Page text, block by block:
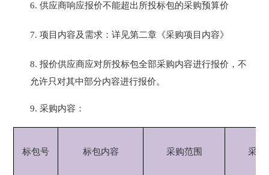
6.供应商响应报价不能超出所投标包的采购预算价
7.项目内容及需求：详见第二章《采购项目内容》
8.报价供应商应对所投标包全部采购内容进行报价，不
允许只对其中部分内容进行报价。
9.采购内容：
标包号 标包内容 采购范围 采购